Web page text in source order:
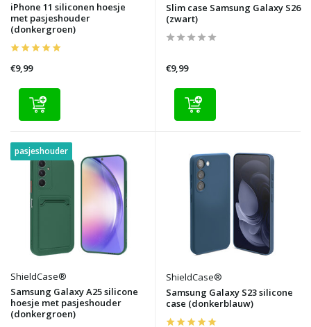
iPhone 11 siliconen hoesje
met pasjeshouder
(donkergroen)
€9,99
Slim case Samsung Galaxy S26
(zwart)
€9,99
pasjeshouder
ShieldCase®
Samsung Galaxy A25 silicone
hoesje met pasjeshouder
(donkergroen)
ShieldCase®
Samsung Galaxy S23 silicone
case (donkerblauw)